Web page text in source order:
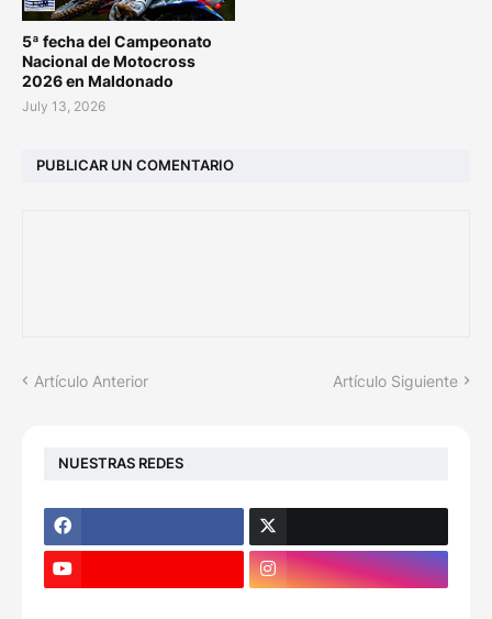
5ª fecha del Campeonato
Nacional de Motocross
2026 en Maldonado
July 13, 2026
PUBLICAR UN COMENTARIO
Artículo Anterior Artículo Siguiente
NUESTRAS REDES